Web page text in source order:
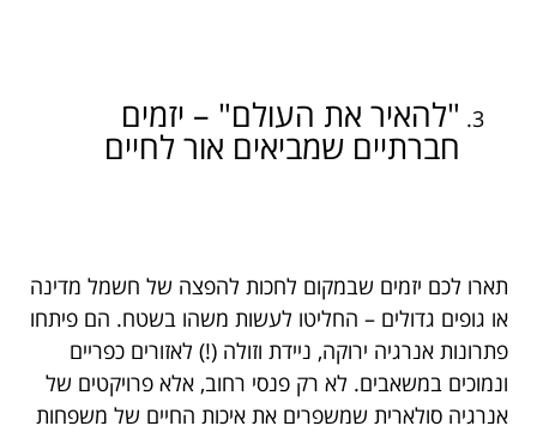
"להאיר את העולם" – יזמים
חברתיים שמביאים אור לחיים
תארו לכם יזמים שבמקום לחכות להפצה של חשמל מדינה
או גופים גדולים – החליטו לעשות משהו בשטח. הם פיתחו
פתרונות אנרגיה ירוקה, ניידת וזולה (!) לאזורים כפריים
ונמוכים במשאבים. לא רק פנסי רחוב, אלא פרויקטים של
אנרגיה סולארית שמשפרים את איכות החיים של משפחות